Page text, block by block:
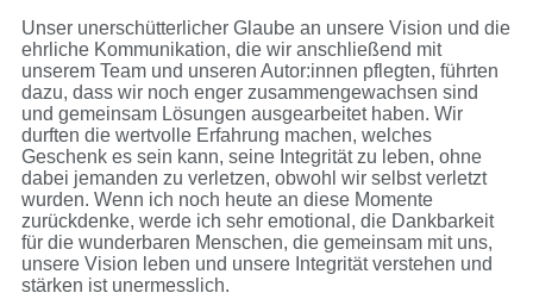
Unser unerschütterlicher Glaube an unsere Vision und die
ehrliche Kommunikation, die wir anschließend mit
unserem Team und unseren Autor:innen pflegten, führten
dazu, dass wir noch enger zusammengewachsen sind
und gemeinsam Lösungen ausgearbeitet haben. Wir
durften die wertvolle Erfahrung machen, welches
Geschenk es sein kann, seine Integrität zu leben, ohne
dabei jemanden zu verletzen, obwohl wir selbst verletzt
wurden. Wenn ich noch heute an diese Momente
zurückdenke, werde ich sehr emotional, die Dankbarkeit
für die wunderbaren Menschen, die gemeinsam mit uns,
unsere Vision leben und unsere Integrität verstehen und
stärken ist unermesslich.